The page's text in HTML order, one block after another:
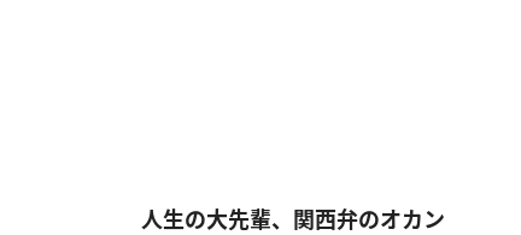
人生の大先輩、関西弁のオカン